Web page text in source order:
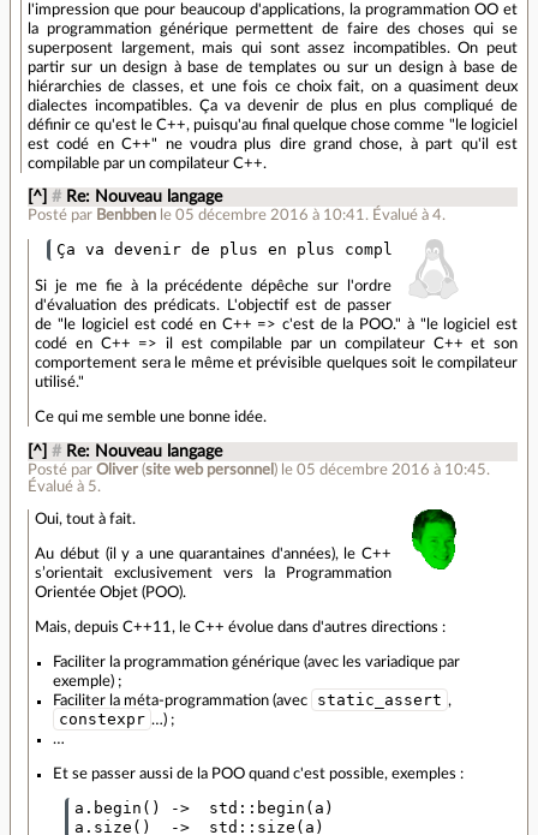
l'impression que pour beaucoup d'applications, la programmation OO et
la programmation générique permettent de faire des choses qui se
superposent largement, mais qui sont assez incompatibles. On peut
partir sur un design à base de templates ou sur un design à base de
hiérarchies de classes, et une fois ce choix fait, on a quasiment deux
dialectes incompatibles. Ça va devenir de plus en plus compliqué de
définir ce qu'est le C++, puisqu'au final quelque chose comme "le logiciel
est codé en C++" ne voudra plus dire grand chose, à part qu'il est
compilable par un compilateur C++.
[^] # Re: Nouveau langage
Posté par Benbben le 05 décembre 2016 à 10:41. Évalué à4.
Si je me fie à la précédente dépêche sur l'ordre
d'évaluation des prédicats. L'objectif est de passer
de "le logiciel est codé en C++ => c'est de la POO." à "le logiciel est
codé en C++ => il est compilable par un compilateur C++ et son
comportement sera le même et prévisible quelques soit le compilateur
utilisé."
Ce qui me semble une bonne idée.
[^] # Re: Nouveau langage
Posté parOliver (site web personnel ) le 05 décembre 2016 à 10:45.
Évalué à 5.
Oui, tout à fait.
Au début (il y a une quarantaines d'années), le C++
s’orientait exclusivement vers la Programmation
Orientée Objet (POO).
Mais, depuis C++11, le C++ évolue dans d'autres directions :
Faciliter la programmation générique (avec les variadique par
exemple) ;
Faciliter la méta-programmation (avec
static_assert ,
constexpr …) ;
…
Et se passer aussi de la POO quand c'est possible, exemples :
a.begin() ->  std::begin(a)